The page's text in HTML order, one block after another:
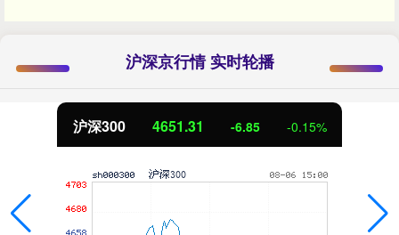
沪深京行情 实时轮播
沪深300 4651.31 -6.85 -0.15%